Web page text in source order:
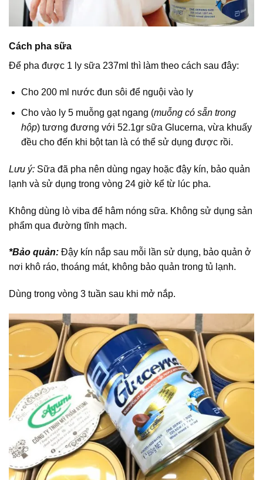
Cách pha sữa
Để pha được 1 ly sữa 237ml thì làm theo cách sau đây:
Cho 200 ml nước đun sôi để nguội vào ly
Cho vào ly 5 muỗng gạt ngang (muỗng có sẵn trong
hộp) tương đương với 52.1gr sữa Glucerna, vừa khuấy
đều cho đến khi bột tan là có thể sử dụng được rồi.
Lưu ý: Sữa đã pha nên dùng ngay hoặc đậy kín, bảo quản
lạnh và sử dụng trong vòng 24 giờ kể từ lúc pha.
Không dùng lò viba để hâm nóng sữa. Không sử dụng sản
phẩm qua đường tĩnh mạch.
*Bảo quản: Đậy kín nắp sau mỗi lần sử dụng, bảo quản ở
nơi khô ráo, thoáng mát, không bảo quản trong tủ lạnh.
Dùng trong vòng 3 tuần sau khi mở nắp.